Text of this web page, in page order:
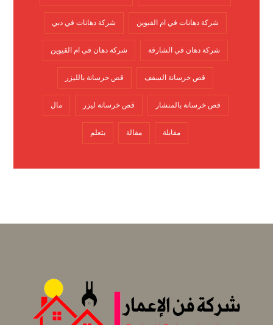
شركة دهانات في ام القيوين شركة دهانات في دبي
شركة دهان في الشارقة شركة دهان في ام القيوين
قص خرسانة السقف قص خرسانة بالليزر
قص خرسانة بالمنشار قص خرسانة ليزر مال
مقابلة مقالة يتعلم